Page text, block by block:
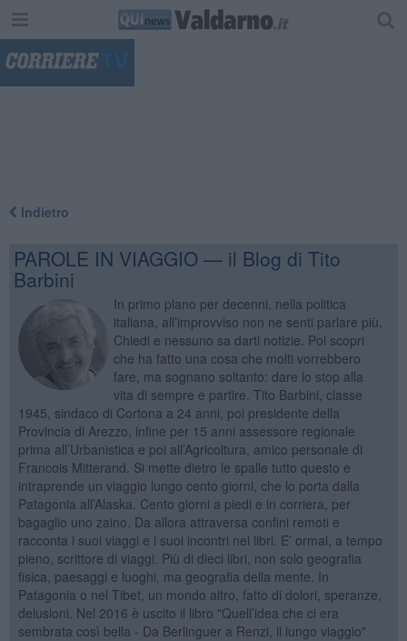
Indietro
PAROLE IN VIAGGIO — il Blog di Tito
Barbini
In primo piano per decenni, nella politica
italiana, all’improvviso non ne senti parlare più.
Chiedi e nessuno sa darti notizie. Poi scopri
che ha fatto una cosa che molti vorrebbero
fare, ma sognano soltanto: dare lo stop alla
vita di sempre e partire. Tito Barbini, classe
1945, sindaco di Cortona a 24 anni, poi presidente della
Provincia di Arezzo, infine per 15 anni assessore regionale
prima all’Urbanistica e poi all’Agricoltura, amico personale di
Francois Mitterand. Si mette dietro le spalle tutto questo e
intraprende un viaggio lungo cento giorni, che lo porta dalla
Patagonia all’Alaska. Cento giorni a piedi e in corriera, per
bagaglio uno zaino. Da allora attraversa confini remoti e
racconta i suoi viaggi e i suoi incontri nei libri. E’ ormai, a tempo
pieno, scrittore di viaggi. Più di dieci libri, non solo geografia
fisica, paesaggi e luoghi, ma geografia della mente. In
Patagonia o nel Tibet, un mondo altro, fatto di dolori, speranze,
delusioni. Nel 2016 è uscito il libro "Quell’idea che ci era
sembrata così bella - Da Berlinguer a Renzi, il lungo viaggio"